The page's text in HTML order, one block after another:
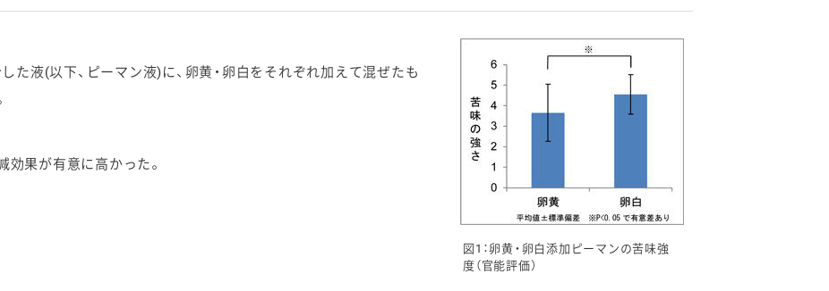
図1：卵黄・卵白添加ピーマンの苦味強
度（官能評価）
た液(以下、ピーマン液)に、卵黄・卵白をそれぞれ加えて混ぜたも
効果が有意に高かった。